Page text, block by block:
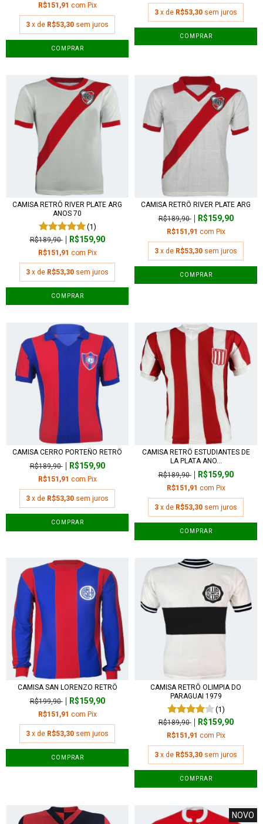
R$151,91 com Pix
3 x de R$53,30 sem juros
COMPRAR
3 x de R$53,30 sem juros
COMPRAR
CAMISA RETRÔ RIVER PLATE ARG
ANOS 70
(1)
R$189,90 R$159,90
R$151,91 com Pix
3 x de R$53,30 sem juros
COMPRAR
CAMISA RETRÔ RIVER PLATE ARG
R$189,90
R$159,90
R$151,91 com Pix
3 x de R$53,30 sem juros
COMPRAR
CAMISA CERRO PORTEÑO RETRÔ
R$189,90
R$159,90
R$151,91 com Pix
3 x de R$53,30 sem juros
COMPRAR
CAMISA RETRÔ ESTUDIANTES DE
LA PLATA ANO...
R$189,90
R$159,90
R$151,91 com Pix
3 x de R$53,30 sem juros
COMPRAR
CAMISA SAN LORENZO RETRÔ
R$199,90
R$159,90
R$151,91 com Pix
3 x de R$53,30 sem juros
COMPRAR
CAMISA RETRÔ OLIMPIA DO
PARAGUAI 1979
(1)
R$189,90 R$159,90
R$151,91 com Pix
3 x de R$53,30 sem juros
COMPRAR
NOVO